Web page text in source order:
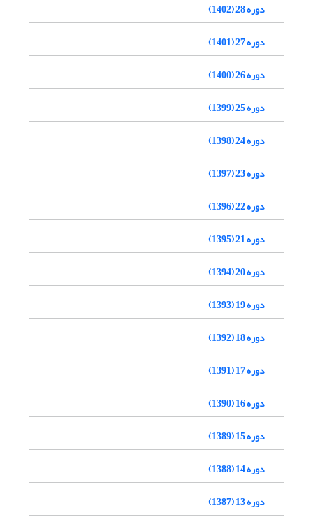
دوره 28 (1402)
دوره 27 (1401)
دوره 26 (1400)
دوره 25 (1399)
دوره 24 (1398)
دوره 23 (1397)
دوره 22 (1396)
دوره 21 (1395)
دوره 20 (1394)
دوره 19 (1393)
دوره 18 (1392)
دوره 17 (1391)
دوره 16 (1390)
دوره 15 (1389)
دوره 14 (1388)
دوره 13 (1387)